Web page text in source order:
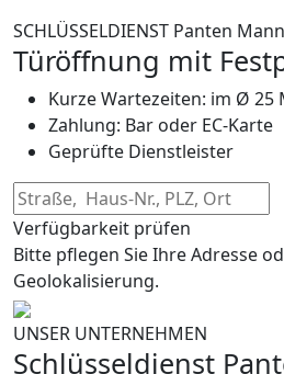
SCHLÜSSELDIENST Panten
Türöffnung mit
Kurze Wartezeiten: im Ø 25
Zahlung: Bar oder EC-Karte
Geprüfte Dienstleister
Verfügbarkeit prüfen
Bitte pflegen Sie Ihre Adresse
Geolokalisierung.
UNSER UNTERNEHMEN
Schlüsseldienst